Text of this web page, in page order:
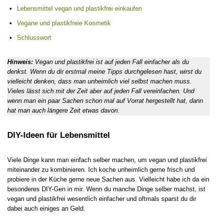
Lebensmittel vegan und plastikfrei einkaufen
Vegane und plastikfreie Kosmetik
Schlusswort
Hinweis: Vegan und plastikfrei ist auf jeden Fall einfacher als du
denkst. Wenn du dir erstmal meine Tipps durchgelesen hast, wirst du
vielleicht denken, dass man unheimlich viel selbst machen muss.
Vieles lässt sich mit der Zeit aber auf jeden Fall vereinfachen. Und
wenn man ein paar Sachen schon mal auf Vorrat hergestellt hat, dann
hat man auch längere Zeit etwas davon.
DIY-Ideen für Lebensmittel
Viele Dinge kann man einfach selber machen, um vegan und plastikfrei
miteinander zu kombinieren. Ich koche unheimlich gerne frisch und
probiere in der Küche gerne neue Sachen aus. Vielleicht habe ich da ein
besonderes DIY-Gen in mir. Wenn du manche Dinge selber machst, ist
vegan und plastikfrei wesentlich einfacher und oftmals sparst du dir
dabei auch einiges an Geld.